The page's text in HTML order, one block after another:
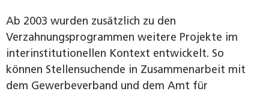
Ab 2003 wurden zusätzlich zu den
Verzahnungsprogrammen weitere Projekte im
interinstitutionellen Kontext entwickelt. So
können Stellensuchende in Zusammenarbeit mit
dem Gewerbeverband und dem Amt für